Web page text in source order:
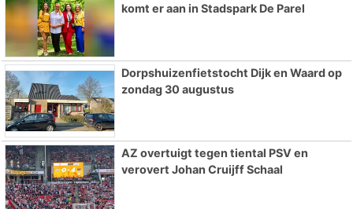
komt er aan in Stadspark De Parel
Dorpshuizenfietstocht Dijk en Waard op
zondag 30 augustus
AZ overtuigt tegen tiental PSV en
verovert Johan Cruijff Schaal